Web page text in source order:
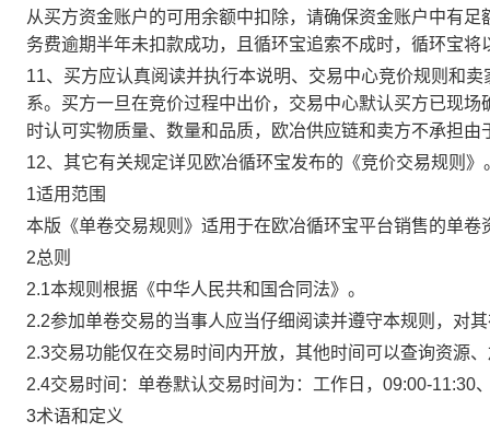
从买方资金账户的可用余额中扣除，请确保资金账户中有
务费逾期半年未扣款成功，且循环宝追索不成时，循环宝将
11、买方应认真阅读并执行本说明、交易中心竞价规则和
系。买方一旦在竞价过程中出价，交易中心默认买方已现
时认可实物质量、数量和品质，欧冶供应链和卖方不承担由
12、其它有关规定详见欧冶循环宝发布的《竞价交易规则》
1适用范围
本版《单卷交易规则》适用于在欧冶循环宝平台销售的单卷
2总则
2.1本规则根据《中华人民共和国合同法》。
2.2参加单卷交易的当事人应当仔细阅读并遵守本规则，对
2.3交易功能仅在交易时间内开放，其他时间可以查询资源
2.4交易时间：单卷默认交易时间为：工作日，09:00-11:30
3术语和定义